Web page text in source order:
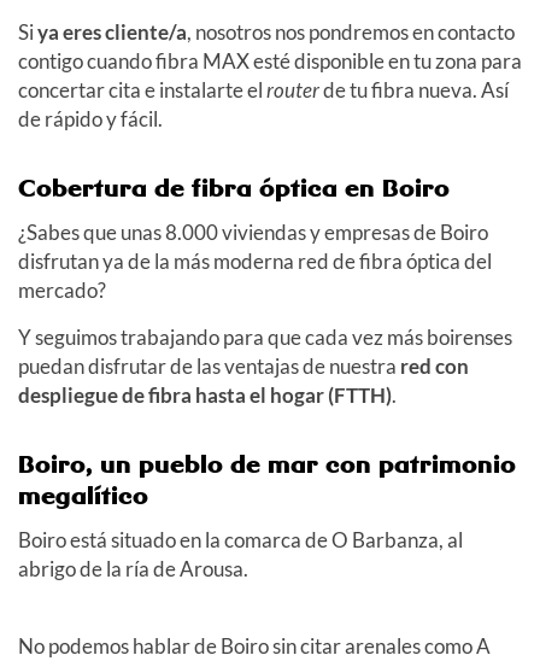
Siya eres cliente/a, nosotros nos pondremos en contacto
contigo cuando fibra MAX esté disponible en tu zona para
concertar cita e instalarte elrouterde tu fibra nueva. Así
de rápido y fácil.
Cobertura de fibra óptica en Boiro
¿Sabes que unas 8.000 viviendas y empresas de Boiro
disfrutan ya de la más moderna red de fibra óptica del
mercado?
Y seguimos trabajando para que cada vez más boirenses
puedan disfrutar de las ventajas de nuestra red con
despliegue de fibra hasta el hogar (FTTH).
Boiro, un pueblo de mar con patrimonio
megalítico
Boiro está situado en la comarca de O Barbanza, al
abrigo de la ría de Arousa.
No podemos hablar de Boiro sin citar arenales como A